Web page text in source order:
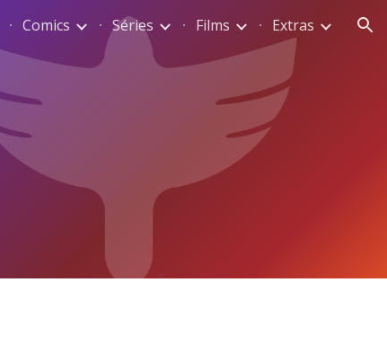
Comics Séries Films Extras